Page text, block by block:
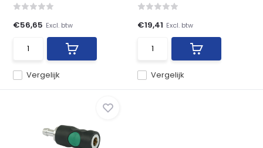
Vergelijk
€56,65 Excl. btw
Vergelijk
€19,41 Excl. btw